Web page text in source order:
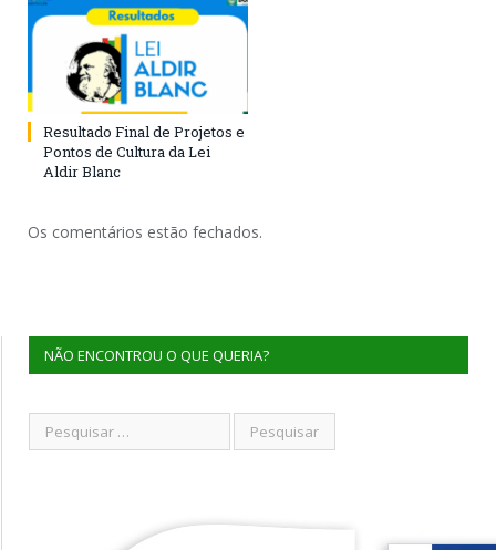
Resultado Final de Projetos e
Pontos de Cultura da Lei
Aldir Blanc
Os comentários estão fechados.
NÃO ENCONTROU O QUE QUERIA?